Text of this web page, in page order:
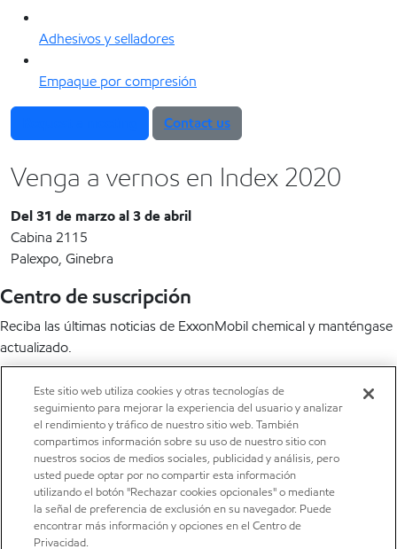
Adhesivos y selladores
Empaque por compresión
Contact us
Venga a vernos en Index 2020
Del 31 de marzo al 3 de abril
Cabina 2115
Palexpo, Ginebra
Centro de suscripción
Reciba las últimas noticias de ExxonMobil chemical y manténgase
actualizado.
Suscríbete ahora
LinkedIn
X YouTube
Centro de privacidad
Este sitio web utiliza cookies y otras tecnologías de
seguimiento para mejorar la experiencia del usuario y analizar
el rendimiento y tráfico de nuestro sitio web. También
compartimos información sobre su uso de nuestro sitio con
nuestros socios de medios sociales, publicidad y análisis, pero
usted puede optar por no compartir esta información
utilizando el botón "Rechazar cookies opcionales" o mediante
la señal de preferencia de exclusión en su navegador. Puede
encontrar más información y opciones en el Centro de
Privacidad.